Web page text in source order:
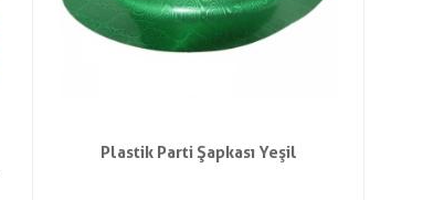
Plastik Parti Şapkası Yeşil